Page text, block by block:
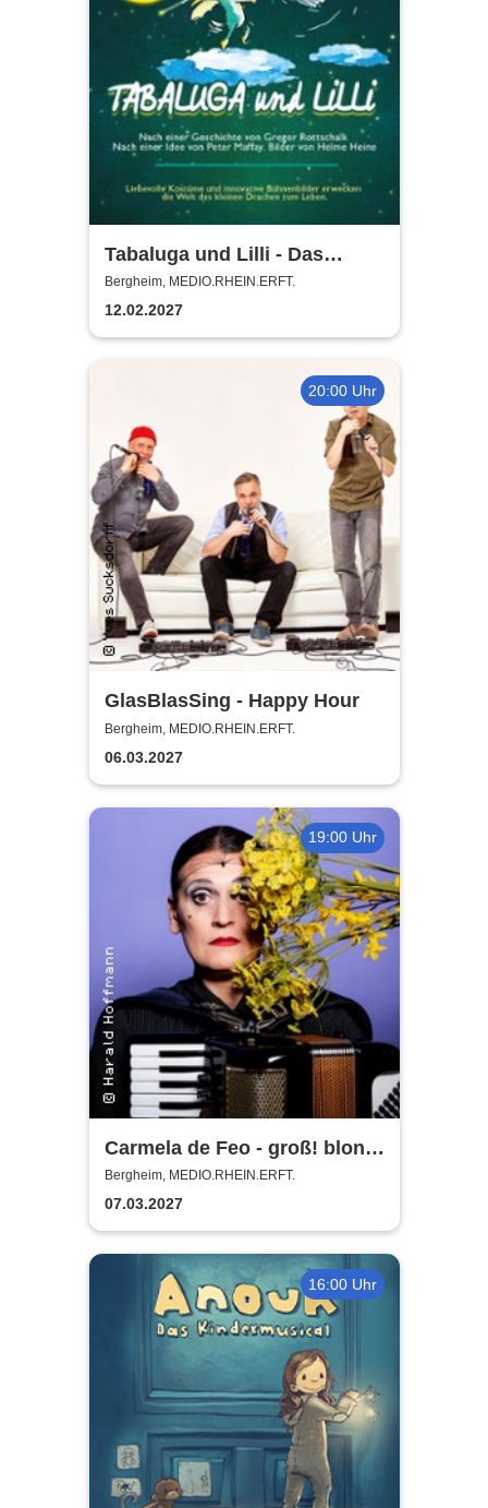
Tabaluga und Lilli - Das
drachenstarke Musical für die
ganze Familie
Bergheim, MEDIO.RHEIN.ERFT.
12.02.2027
20:00 Uhr
GlasBlasSing - Happy Hour
Bergheim, MEDIO.RHEIN.ERFT.
06.03.2027
19:00 Uhr
Carmela de Feo - groß! blond!
erfolgreich!
Bergheim, MEDIO.RHEIN.ERFT.
07.03.2027
16:00 Uhr